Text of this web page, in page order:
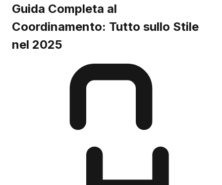
Guida Completa al
Coordinamento: Tutto sullo Stile
nel 2025